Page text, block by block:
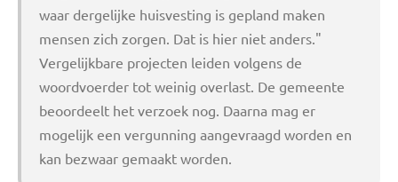
waar dergelijke huisvesting is gepland maken
mensen zich zorgen. Dat is hier niet anders."
Vergelijkbare projecten leiden volgens de
woordvoerder tot weinig overlast. De gemeente
beoordeelt het verzoek nog. Daarna mag er
mogelijk een vergunning aangevraagd worden en
kan bezwaar gemaakt worden.